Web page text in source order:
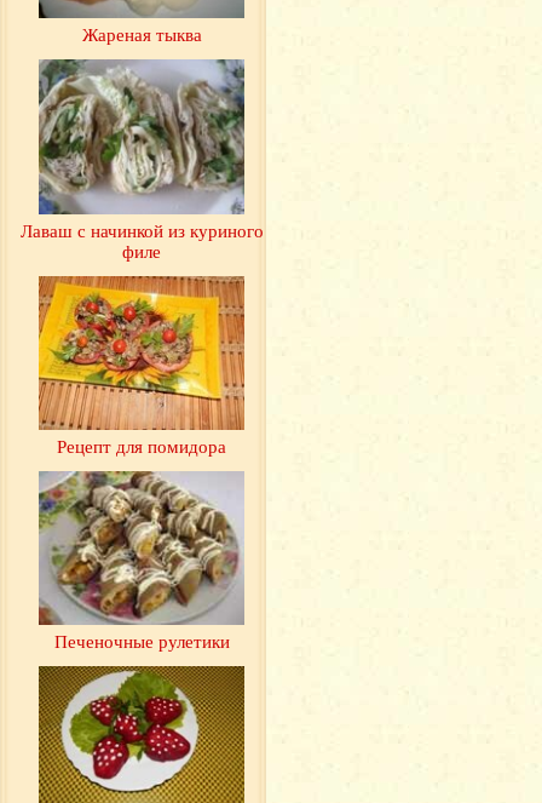
Жареная тыква
Лаваш с начинкой из куриного
филе
Рецепт для помидора
Печеночные рулетики